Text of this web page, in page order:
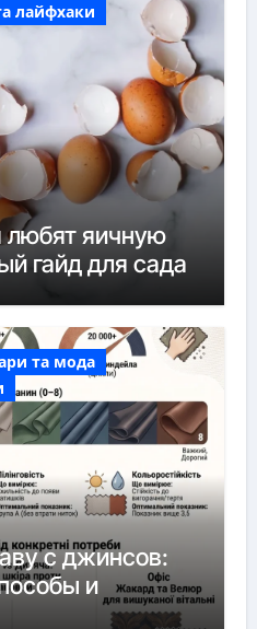
лайфхаки
любят яичную
гайд для сада
та мода
с джинсов:
и